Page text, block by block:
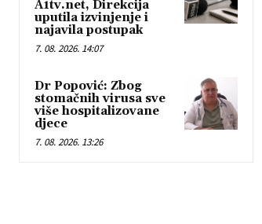
A1tv.net, Direkcija
uputila izvinjenje i
najavila postupak
7. 08. 2026. 14:07
Dr Popović: Zbog
stomačnih virusa sve
više hospitalizovane
djece
7. 08. 2026. 13:26